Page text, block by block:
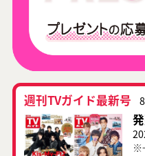
週刊TVガイド最新号
※